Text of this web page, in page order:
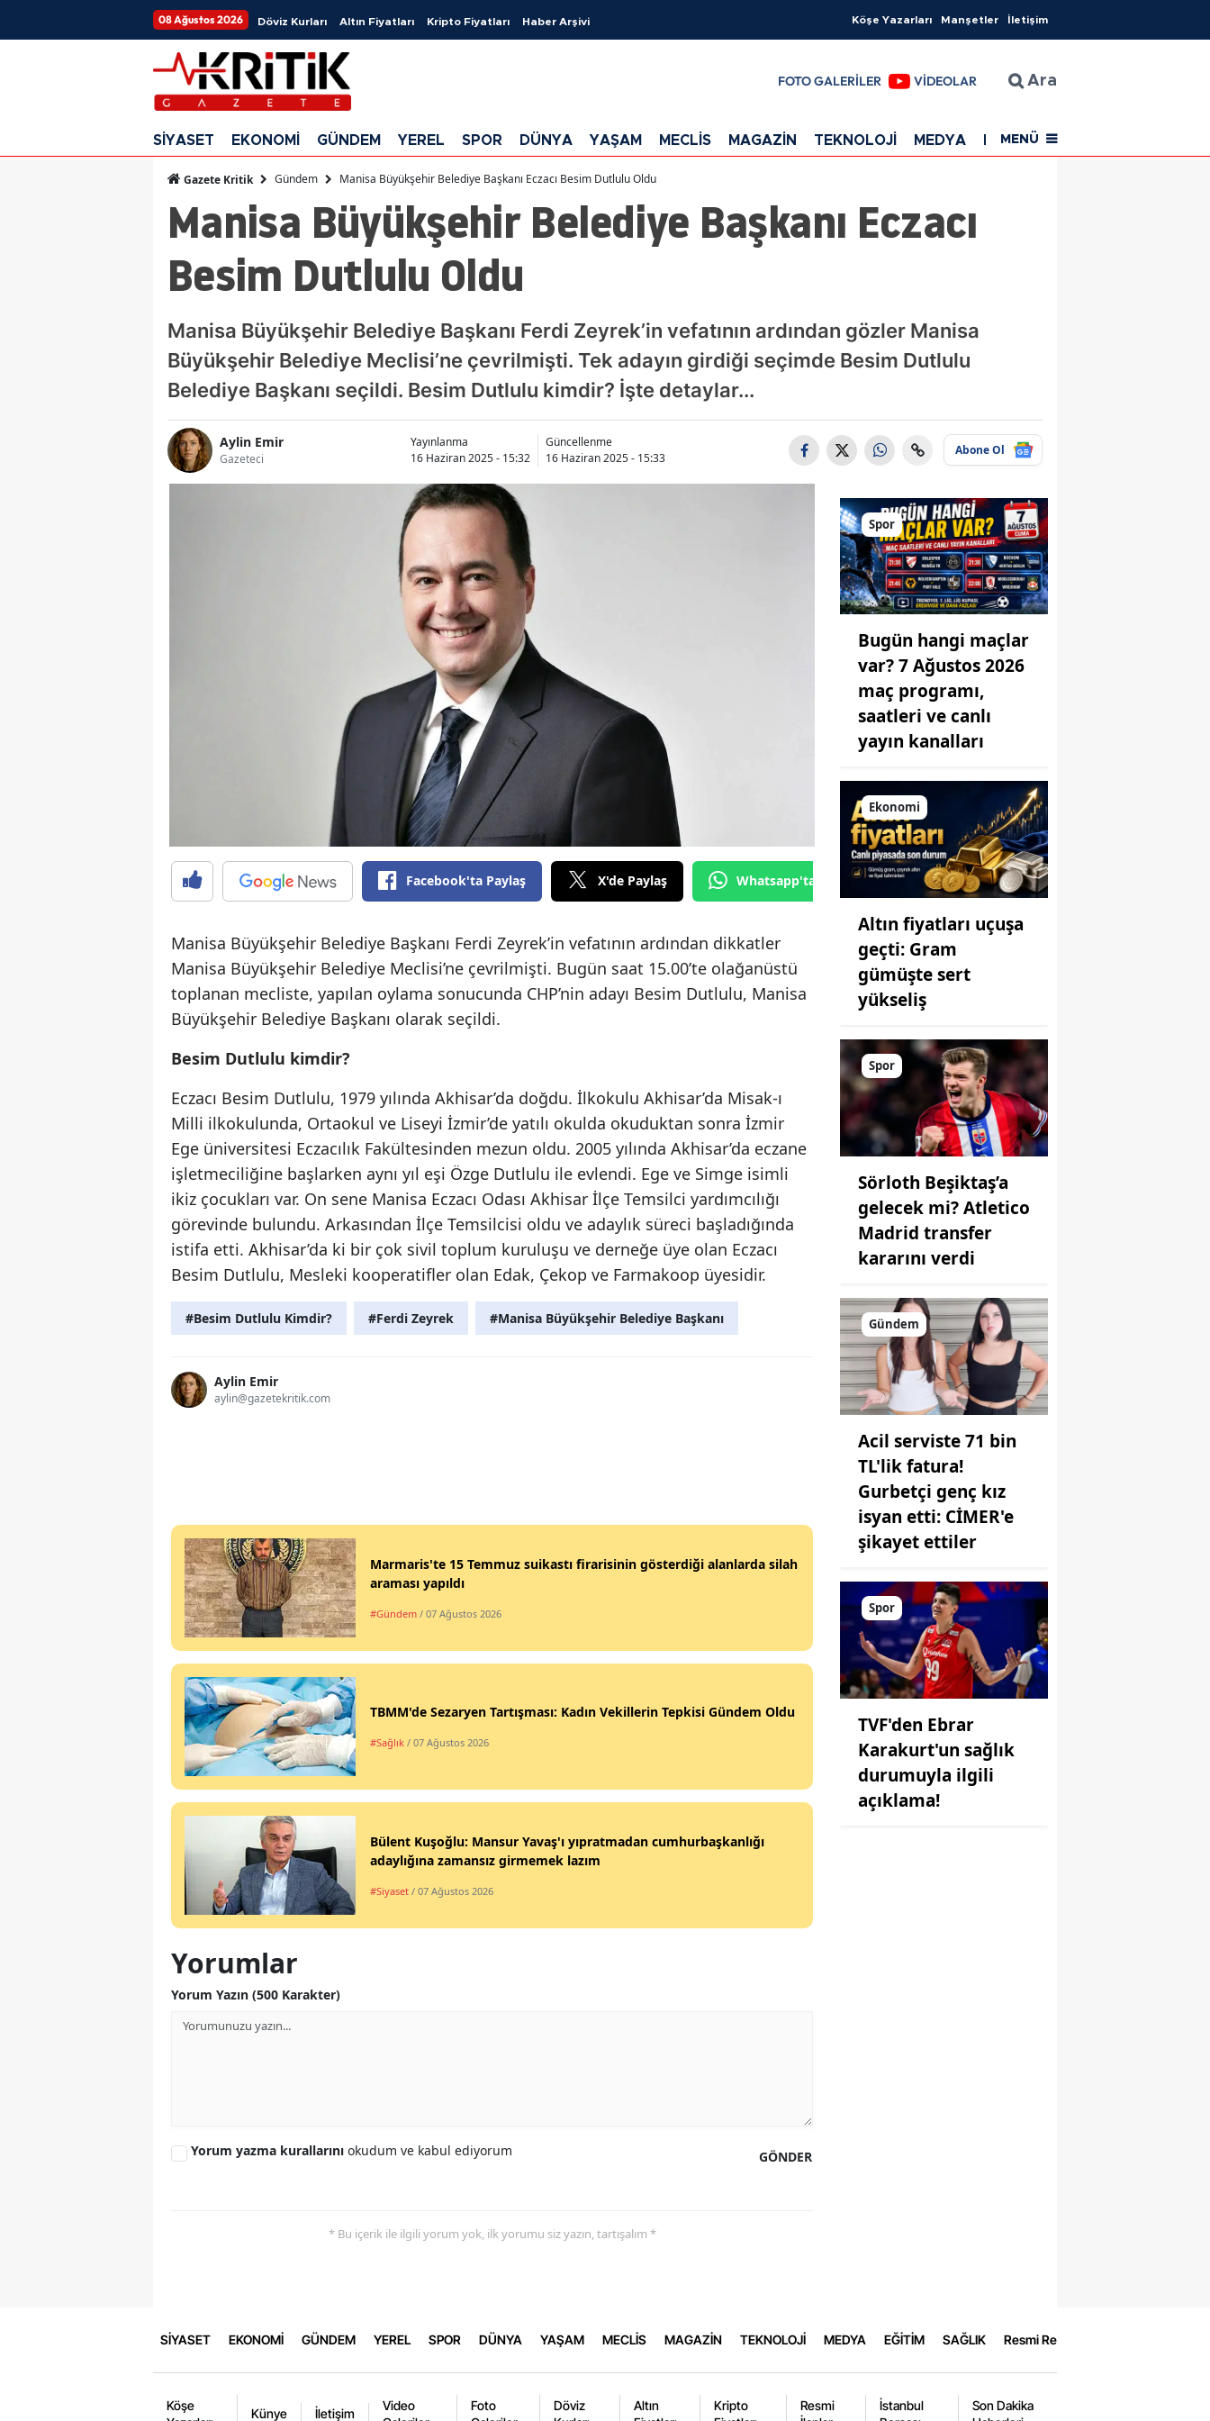
08 Ağustos 2026 Döviz Kurları Altın Fiyatları Kripto Fiyatları Haber Arşivi Köşe Yazarları Manşetler İletişim
FOTO GALERİLER VİDEOLAR Ara
SİYASET EKONOMİ GÜNDEM YEREL SPOR DÜNYA YAŞAM MECLİS MAGAZİN TEKNOLOJİ MEDYA EĞİTİM SAĞLIK
MENÜ
Gazete Kritik Gündem Manisa Büyükşehir Belediye Başkanı Eczacı Besim Dutlulu Oldu
Manisa Büyükşehir Belediye Başkanı Eczacı
Besim Dutlulu Oldu
​​​​​​​Manisa Büyükşehir Belediye Başkanı Ferdi Zeyrek’in vefatının ardından gözler Manisa
Büyükşehir Belediye Meclisi’ne çevrilmişti. Tek adayın girdiği seçimde Besim Dutlulu
Belediye Başkanı seçildi. Besim Dutlulu kimdir? İşte detaylar...
Aylin Emir
Gazeteci
Yayınlanma
16 Haziran 2025 - 15:32
Güncellenme
16 Haziran 2025 - 15:33
Abone Ol
Facebook'ta Paylaş X'de Paylaş Whatsapp'tan Gönder
Manisa Büyükşehir Belediye Başkanı Ferdi Zeyrek’in vefatının ardından dikkatler
Manisa Büyükşehir Belediye Meclisi’ne çevrilmişti. Bugün saat 15.00’te olağanüstü
toplanan mecliste, yapılan oylama sonucunda CHP’nin adayı Besim Dutlulu, Manisa
Büyükşehir Belediye Başkanı olarak seçildi.
Besim Dutlulu kimdir?
Eczacı Besim Dutlulu, 1979 yılında Akhisar’da doğdu. İlkokulu Akhisar’da Misak-ı
Milli ilkokulunda, Ortaokul ve Liseyi İzmir’de yatılı okulda okuduktan sonra İzmir
Ege üniversitesi Eczacılık Fakültesinden mezun oldu. 2005 yılında Akhisar’da eczane
işletmeciliğine başlarken aynı yıl eşi Özge Dutlulu ile evlendi. Ege ve Simge isimli
ikiz çocukları var. On sene Manisa Eczacı Odası Akhisar İlçe Temsilci yardımcılığı
görevinde bulundu. Arkasından İlçe Temsilcisi oldu ve adaylık süreci başladığında
istifa etti. Akhisar’da ki bir çok sivil toplum kuruluşu ve derneğe üye olan Eczacı
Besim Dutlulu, Mesleki kooperatifler olan Edak, Çekop ve Farmakoop üyesidir.
#Besim Dutlulu Kimdir? #Ferdi Zeyrek #Manisa Büyükşehir Belediye Başkanı
Aylin Emir
aylin@gazetekritik.com
Marmaris'te 15 Temmuz suikastı firarisinin gösterdiği alanlarda silah
araması yapıldı
#Gündem / 07 Ağustos 2026
TBMM'de Sezaryen Tartışması: Kadın Vekillerin Tepkisi Gündem Oldu
#Sağlık / 07 Ağustos 2026
Bülent Kuşoğlu: Mansur Yavaş'ı yıpratmadan cumhurbaşkanlığı
adaylığına zamansız girmemek lazım
#Siyaset / 07 Ağustos 2026
Yorumlar
Yorum Yazın (500 Karakter)
GÖNDER
Yorum yazma kurallarını okudum ve kabul ediyorum
* Bu içerik ile ilgili yorum yok, ilk yorumu siz yazın, tartışalım *
Spor
Bugün hangi maçlar
var? 7 Ağustos 2026
maç programı,
saatleri ve canlı
yayın kanalları
Ekonomi
Altın fiyatları uçuşa
geçti: Gram
gümüşte sert
yükseliş
Spor
Sörloth Beşiktaş’a
gelecek mi? Atletico
Madrid transfer
kararını verdi
Gündem
Acil serviste 71 bin
TL'lik fatura!
Gurbetçi genç kız
isyan etti: CİMER'e
şikayet ettiler
Spor
TVF'den Ebrar
Karakurt'un sağlık
durumuyla ilgili
açıklama!
SİYASET EKONOMİ GÜNDEM YEREL SPOR DÜNYA YAŞAM MECLİS MAGAZİN TEKNOLOJİ MEDYA EĞİTİM SAĞLIK Resmi Reklamlar
Köşe
Künye İletişim
Video
Foto
Döviz
Altın
Kripto
Resmi
İstanbul
Son Dakika